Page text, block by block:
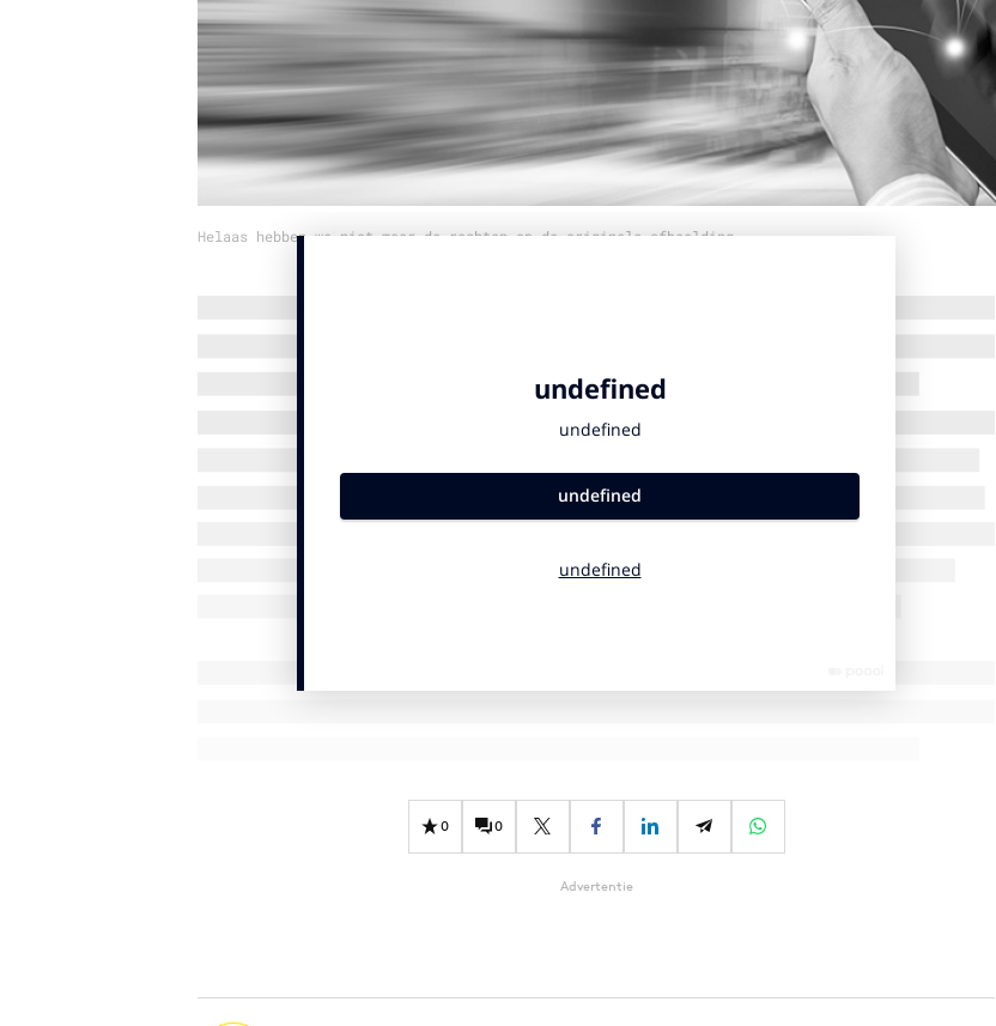
Helaas hebben we niet meer de rechten op de originele afbeelding
0 0
Advertentie